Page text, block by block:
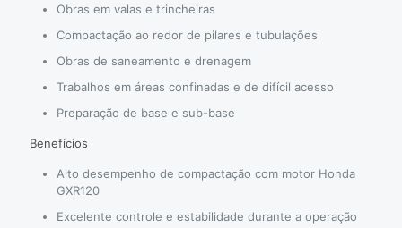
Obras em valas e trincheiras
Compactação ao redor de pilares e tubulações
Obras de saneamento e drenagem
Trabalhos em áreas confinadas e de difícil acesso
Preparação de base e sub-base
Benefícios
Alto desempenho de compactação com motor Honda
GXR120
Excelente controle e estabilidade durante a operação